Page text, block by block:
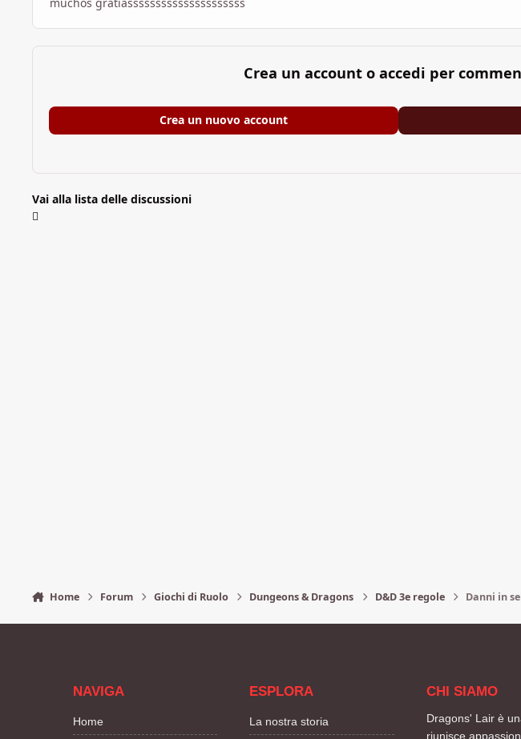
Crea un account o accedi per
Crea un nuovo account
Vai alla lista delle discussioni
Home Forum Giochi di Ruolo Dungeons & Dragons D&D 3e regole Danni in
NAVIGA
Home
ESPLORA
La nostra storia
CHI SIAMO
Dragons' Lair è
riunisce